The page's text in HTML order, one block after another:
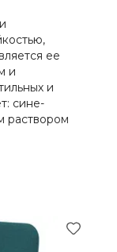
ее
и
и
сине-
раствором